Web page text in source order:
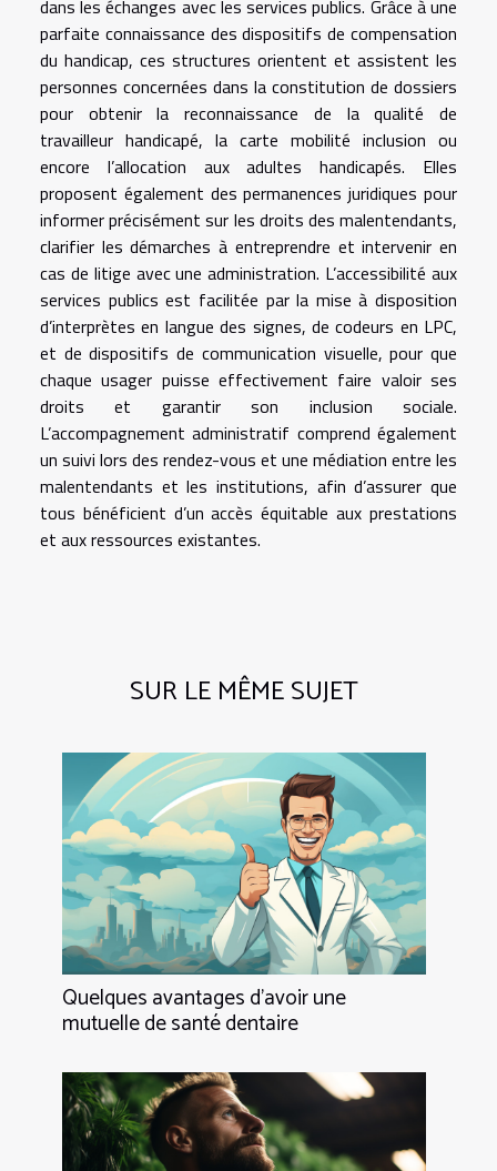
dans les échanges avec les services publics. Grâce à une
parfaite connaissance des dispositifs de compensation
du handicap, ces structures orientent et assistent les
personnes concernées dans la constitution de dossiers
pour obtenir la reconnaissance de la qualité de
travailleur handicapé, la carte mobilité inclusion ou
encore l’allocation aux adultes handicapés. Elles
proposent également des permanences juridiques pour
informer précisément sur les droits des malentendants,
clarifier les démarches à entreprendre et intervenir en
cas de litige avec une administration. L’accessibilité aux
services publics est facilitée par la mise à disposition
d’interprètes en langue des signes, de codeurs en LPC,
et de dispositifs de communication visuelle, pour que
chaque usager puisse effectivement faire valoir ses
droits et garantir son inclusion sociale.
L’accompagnement administratif comprend également
un suivi lors des rendez-vous et une médiation entre les
malentendants et les institutions, afin d’assurer que
tous bénéficient d’un accès équitable aux prestations
et aux ressources existantes.
SUR LE MÊME SUJET
Quelques avantages d’avoir une
mutuelle de santé dentaire